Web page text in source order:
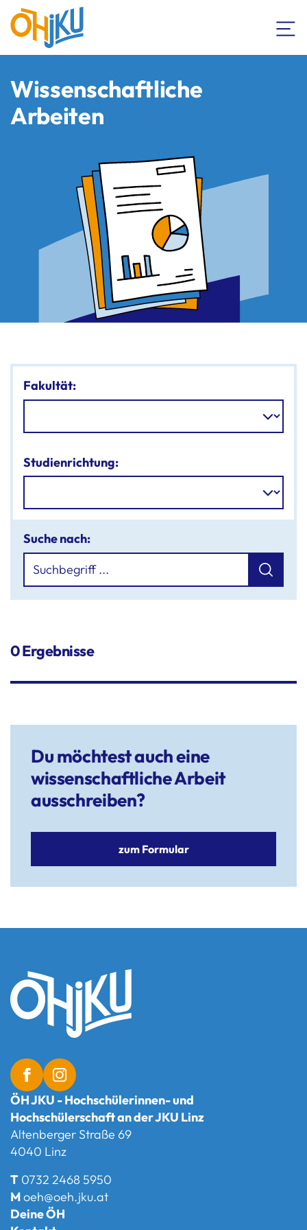
Wissenschaftliche
Arbeiten
Fakultät:
Studienrichtung:
Suche nach:
0 Ergebnisse
Du möchtest auch eine
wissenschaftliche Arbeit
ausschreiben?
zum Formular
ÖH JKU - Hochschülerinnen- und
Hochschülerschaft an der JKU Linz
Altenberger Straße 69
4040 Linz
T 0732 2468 5950
Moeh@oeh.jku.at
Deine ÖH